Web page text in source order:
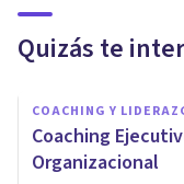
Quizás te
COACHING Y
Coaching
Organizacional